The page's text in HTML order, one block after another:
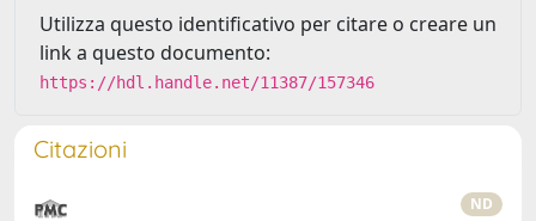
Utilizza questo identificativo per citare o creare un
link a questo documento:
https://hdl.handle.net/11387/157346
Citazioni
ND